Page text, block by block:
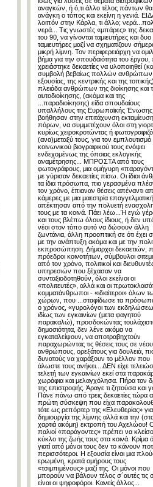
αναγκών, ή ό,τι άλλο τέλος πάντων θα
ανάγκη ο τόπος και εκείνη η γενιά.
λοιπόν στην Κάρλα, τι άλλο;
νερά... Τις γνωστές «μπάρες» της
του 90, να γίνονται ταμιευτήρες και δυο
ταμιευτήρες μαζί να σχηματίζουν
μικρή λίμνη. Τον περιφερειάρχη να
βήμα για την σπουδαιότητα του
χρειάστηκε δεκαετίες να υλοποιηθεί
συμβολή βεβαίως πολλών ανθρώπων
εξουσίας, της κεντρικής και της
πλειάδα ανθρώπων της διοίκησης και
αυτοδιοίκησης, (ακόμα και της
...παραδιοίκησης) είδα σπουδαίους
υπαλλήλους της Ευρωπαϊκής
βοήθησαν στην επιτάχυνση
πόρων, να συμμετέχουν όλοι στη
κυρίως χειροκροτώντας ή
(ανα)μεταξύ τους, για τον εμπλουτισμό
κοινωνικού βιογραφικού τους ενόψει
ενδεχομένως της όποιας εκλογικής
αναμέτρησης... ΜΠΡΟΣΤΑ από τους
φωτογράφους, μια ομήγυρη
με γύρισαν δεκαετίες πίσω. Οι ίδιοι
τα ίδια πρόσωπα, πιο γερασμένα
τον χρόνο, έπιαναν θέσεις απέναντι
κάμερες με μια μαεστρία
απέκτησαν από την πολυετή
τους με τα κοινά. Πάει λέω...Ή εγώ
και τους βλέπω όλους ίδιους, ή δεν
νέοι στον τόπο αυτό να δώσουν άλλη
ζωντάνια, άλλη προοπτική σε ότι έχει
με την ανάπτυξη ακόμα και με την
εκπροσώπηση. Δήμαρχοι δεκαετιών,
πρόεδροι κοινοτήτων, σύμβουλοι
από τον χρόνο, πολιτικοί και
υπηρεσιών που ξέχασαν να
συνταξιοδοτηθούν, όλοι εκείνοι οι
«πολιτευτές», αλλά και οι
κομματάνθρωποι - «ιδιαίτεροι» όλων
χώρων, που ...σταφίδωσε τα
ο χρόνος, «γυρολόγοι των
ιδίως των εγκαινίων (μετα φαγητού
παρακαλώ), προσδοκώντας
δημοσιότητα, δεν λένε ακόμα να
εγκαταλείψουν, να αποτραβηχτούν
παραχωρώντας τις θέσεις τους σε
ανθρώπους, ορεξάτους για δουλειά,
δυνατούς να χαράξουν το μέλλον που
άλωστε τους ανήκει... ΔΕΝ είχε
τελετή των εγκαινίων εκεί στα
χωράφια και μελαγχόλησα. Πήρα τον
της επιστροφής. Άραγε τι ζητούσα και
Πάνε πάνω από τρεις δεκαετίες τώρα
πρώτη σύσκεψη που είχα
τότε ως ρεπόρτερ της «Ελευθερίας»
δημιουργία της λίμνης αλλά και την
χαρτιά ακόμη) εκτροπή του Αχελώου!
παλιοί «παράγοντες» πρέπει να
κύκλο της ζωής τους στα κοινά. Κρίμα
γιατί από μόνοι τους δεν το κάνουν
περισσότεροι. Η εξουσία είναι μια
ερωμένη, κρατά ομήρους τους
«τσιμπιμένους» μαζί της. Οι μόνοι που
μπορούν να βάλουν τέλος σ´αυτές τις
είναι οι ψηφοφόροι. Κανείς άλλος...